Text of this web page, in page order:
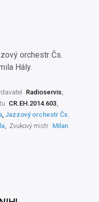
orchestr Čs.
Hály.
Radioservis
CR.EH.2014.603
, Jazzový orchestr Čs.
Zvukový mistr Milan